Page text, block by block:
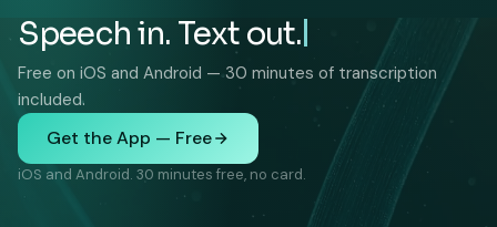
Speech in. Text out.
Free on iOS and Android — 30 minutes of transcription
included.
Get the App — Free
iOS and Android. 30 minutes free, no card.